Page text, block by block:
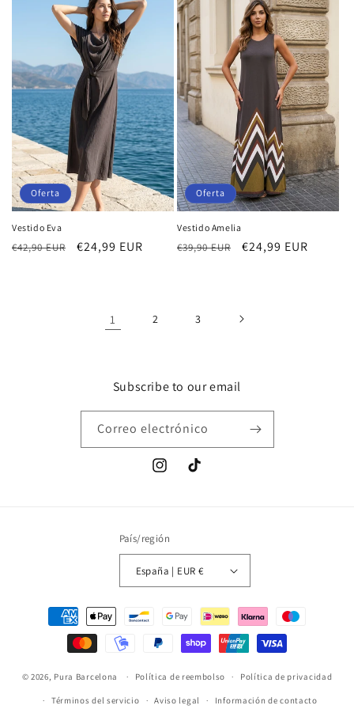
Oferta
Vestido Eva
Precio
€42,90 EUR
Precio
€24,99 EUR
Oferta
Vestido Amelia
Precio
€39,90 EUR
Precio
€24,99 EUR
1 2 3
Subscribe to our email
Correo electrónico
InstagramTikTok
País/región
España | EUR €
Formas
© 2026, Pura Barcelona Política de reembolso Política de privacidad
Términos del servicio Aviso legal Información de contacto